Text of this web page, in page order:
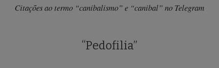
Citações ao termo “canibalismo” e “canibal” no Telegram
“Pedofilia”